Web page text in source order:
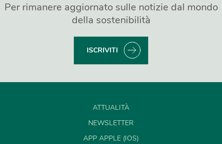
Per rimanere aggiornato sulle notizie dal mondo
della sostenibilità
ISCRIVITI
ATTUALITÀ
NEWSLETTER
APP APPLE (IOS)